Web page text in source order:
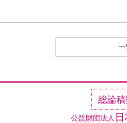
総論
公益財団法人